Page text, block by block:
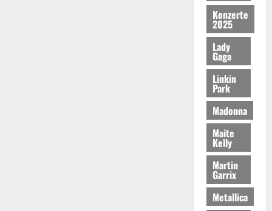
Konzerte
2025
Lady
Gaga
Linkin
Park
Madonna
Maite
Kelly
Martin
Garrix
Metallica